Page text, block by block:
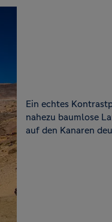
Ein echtes
nahezu baumlose
auf den Kanaren